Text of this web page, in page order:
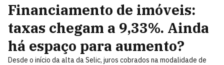
Financiamento de imóveis:
taxas chegam a 9,33%. Ainda
há espaço para aumento?
Desde o início da alta da Selic, juros cobrados na modalidade de